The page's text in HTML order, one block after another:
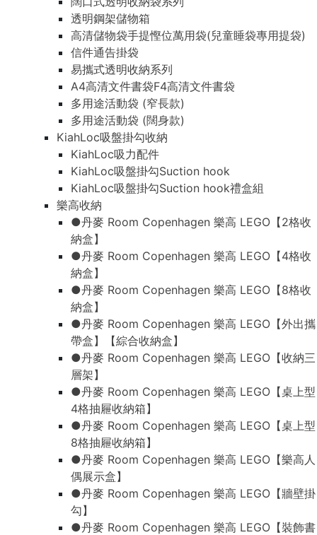
透明鋼架儲物箱
高清儲物袋手提慳位萬用袋(兒童睡袋專用提袋)
信件通告掛袋
易攜式透明收納系列
A4高清文件書袋F4高清文件書袋
多用途活動袋 (窄長款)
多用途活動袋 (闊身款)
KiahLoc吸盤掛勾收納
KiahLoc吸力配件
KiahLoc吸盤掛勾Suction hook
KiahLoc吸盤掛勾Suction hook禮盒組
樂高收納
●丹麥 Room Copenhagen 樂高 LEGO【2格收
納盒】
●丹麥 Room Copenhagen 樂高 LEGO【4格收
納盒】
●丹麥 Room Copenhagen 樂高 LEGO【8格收
納盒】
●丹麥 Room Copenhagen 樂高 LEGO【外出攜
帶盒】【綜合收納盒】
●丹麥 Room Copenhagen 樂高 LEGO【收納三
層架】
●丹麥 Room Copenhagen 樂高 LEGO【桌上型
4格抽屜收納箱】
●丹麥 Room Copenhagen 樂高 LEGO【桌上型
8格抽屜收納箱】
●丹麥 Room Copenhagen 樂高 LEGO【樂高人
偶展示盒】
●丹麥 Room Copenhagen 樂高 LEGO【牆壁掛
勾】
●丹麥 Room Copenhagen 樂高 LEGO【裝飾書